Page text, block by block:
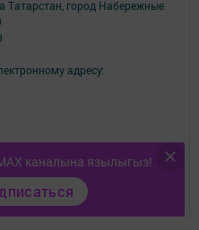
каналына язылыгыз!
Татарстан, город Набережные
адресу:
для персонализации сервисов и
в настройках браузера.